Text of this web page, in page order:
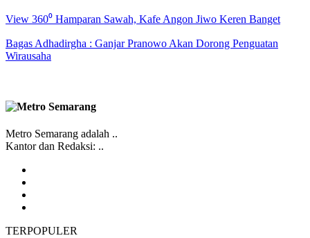
View 360⁰ Hamparan Sawah, Kafe Angon Jiwo Keren Banget
Bagas Adhadirgha : Ganjar Pranowo Akan Dorong Penguatan
Wirausaha
Metro Semarang adalah ..
Kantor dan Redaksi: ..
TERPOPULER